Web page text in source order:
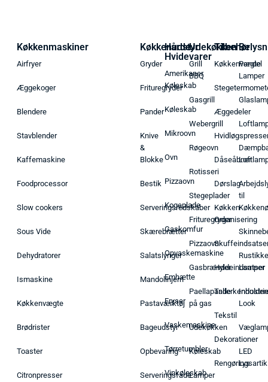
Køkkenmaskiner
Airfryer
Æggekoger
Blendere
Stavblender
Kaffemaskine
Foodprocessor
Slow cookers
Sous Vide
Dehydratorer
Ismaskine
Køkkenvægte
Brødrister
Toaster
Citronpresser
Køkkenudstyr
Gryder
Frituregryder
Pander
Knive
&
Blokke
Bestik
Serveringsredskaber
Skærebrætter
Salatslynger
Mandolinjern
Pastaværktøj
Bageudstyr
Opbevaring
Serveringsfade
Hårde
Hvidevarer
Amerikaner
Køleskab
Køleskab
Mikroovn
Ovn
Pizzaovn
Kogeplade
Gaskomfur
Opvaskemaskine
Emhætte
Fryser
Vaskemaskine
Tørretumbler
Vinkøleskab
Udekøkken
Grill
BBQ
Gasgrill
Webergrill
Røgeovn
Rotisseri
Stegeplader
Frituregryder
Pizzaovn
Gasbrænder
Paellapande
på gas
Udekøkken
Køleskab
Lamper
Tilbehør
Køkkenvægte
Æggedeler
Dåseåbner
Dørslag
Køkken
Organisering
Hyldeindsatser
Tekstil
Dekorationer
Pendel
Lamper
til
Rustikke
Lamper
Look
LED
Lys